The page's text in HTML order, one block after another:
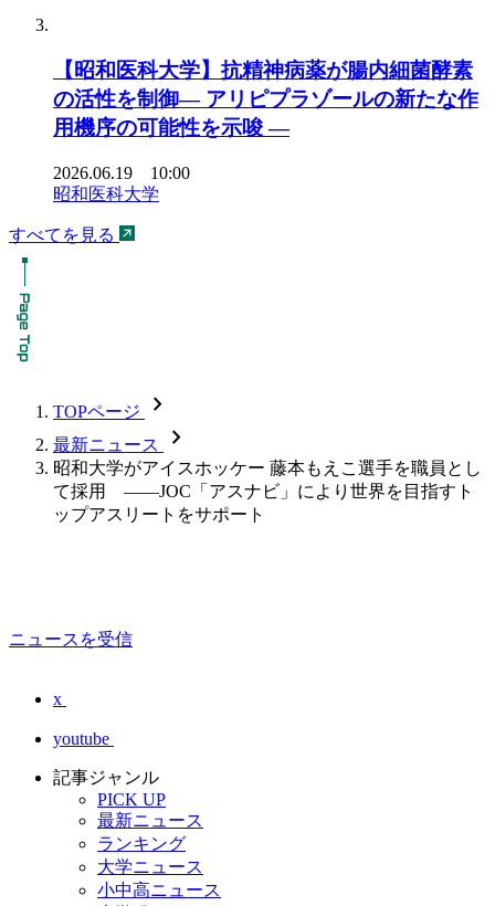
【昭和医科大学】抗精神病薬が腸内細菌酵素
の活性を制御― アリピプラゾールの新たな作
用機序の可能性を示唆 ―
2026.06.19 10:00
昭和医科大学
すべてを見る
TOPページ chevron_forward
最新ニュース chevron_forward
昭和大学がアイスホッケー 藤本もえこ選手を職員とし
て採用 ――JOC「アスナビ」により世界を目指すト
ップアスリートをサポート
ニュースを受信
x
youtube
記事ジャンル
PICK UP
最新ニュース
ランキング
大学ニュース
小中高ニュース